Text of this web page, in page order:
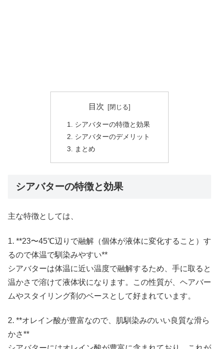
目次
シアバターの特徴と効果
シアバターのデメリット
まとめ
シアバターの特徴と効果
主な特徴としては、
1. **23〜45℃辺りで融解（個体が液体に変化すること）す
るので体温で馴染みやすい**
シアバターは体温に近い温度で融解するため、手に取ると
温かさで溶けて液体状になります。この性質が、ヘアバー
ムやスタイリング剤のベースとして好まれています。
2. **オレイン酸が豊富なので、肌馴染みのいい良質な滑ら
かさ**